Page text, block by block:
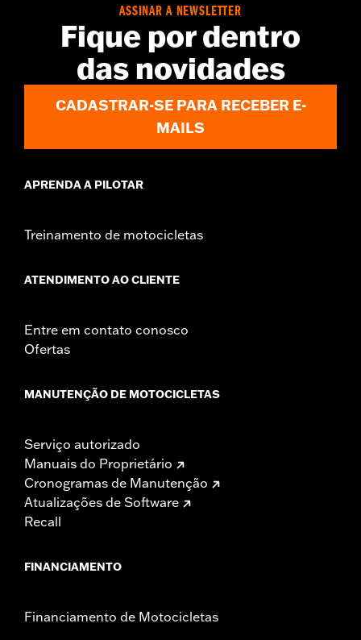
Lighting Color:Red
Sold In Units: Each
Red lens and all necessary installation hardware
WARRANTY:1 year limited warranty – Go towww.h-
d.com/warrantyfor full details
ASSINAR A NEWSLETTER
Fique por dentro
das novidades
CADASTRAR-SE PARA RECEBER E-
MAILS
APRENDA A PILOTAR
Treinamento de motocicletas
ATENDIMENTO AO CLIENTE
Entre em contato conosco
Ofertas
MANUTENÇÃO DE MOTOCICLETAS
Serviço autorizado
Manuais do Proprietário
Cronogramas de Manutenção
Atualizações de Software
Recall
FINANCIAMENTO
Financiamento de Motocicletas